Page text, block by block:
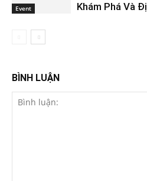
Event
Khám Phá Và
BÌNH LUẬN